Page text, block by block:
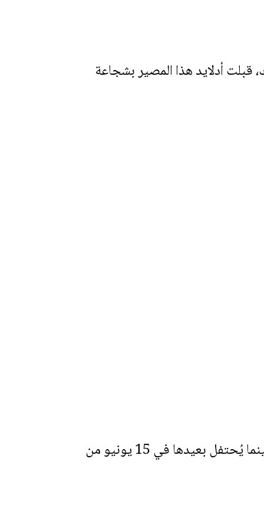
قبلت أدلايد هذا المصير بشجاعة
عانت في أواخر حياتها من فقدان البصر والشلل، وتوفيت بسلام في 11 يونيو 1250، بينما يُحتفل بعيدها في 15 يونيو من